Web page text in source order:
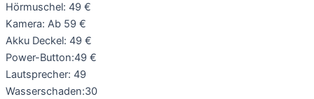
Hörmuschel: 49 €
Kamera: Ab 59 €
Akku Deckel: 49 €
Power-Button:49 €
Lautsprecher: 49
Wasserschaden:30